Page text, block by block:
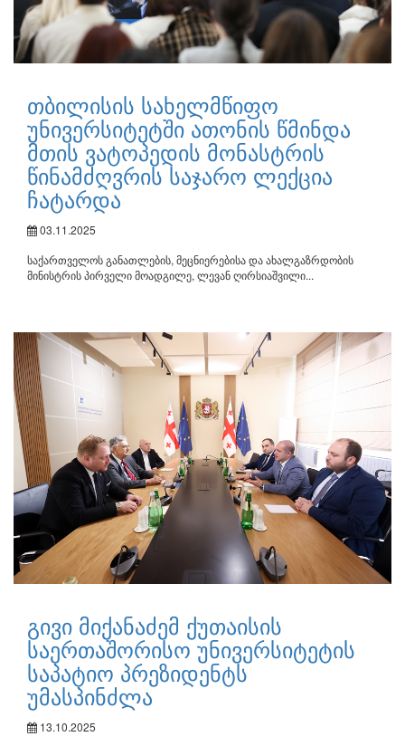
თბილისის სახელმწიფო
უნივერსიტეტში ათონის წმინდა
მთის ვატოპედის მონასტრის
წინამძღვრის საჯარო ლექცია
ჩატარდა
03.11.2025
საქართველოს განათლების, მეცნიერებისა და ახალგაზრდობის
მინისტრის პირველი მოადგილე, ლევან ღირსიაშვილი...
გივი მიქანაძემ ქუთაისის
საერთაშორისო უნივერსიტეტის
საპატიო პრეზიდენტს
უმასპინძლა
13.10.2025